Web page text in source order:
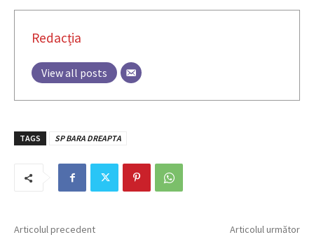
Redacția
View all posts
TAGS SP BARA DREAPTA
Articolul precedent Articolul următor